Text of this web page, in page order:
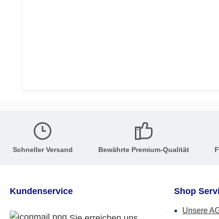
Schneller Versand Bewährte Premium-Qualität
Kundenservice Shop
Unsere